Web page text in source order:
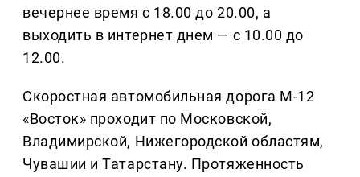
вечернее время с 18.00 до 20.00, а
выходить в интернет днем — с 10.00 до
12.00.
Скоростная автомобильная дорога М-12
«Восток» проходит по Московской,
Владимирской, Нижегородской областям,
Чувашии и Татарстану. Протяженность